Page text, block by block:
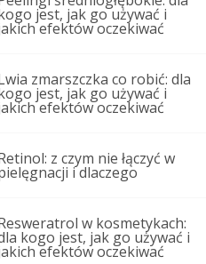
jest, jak go używać i
efektów oczekiwać
zmarszczka co robić: dla
jest, jak go używać i
efektów oczekiwać
z czym nie łączyć w
i dlaczego
w kosmetykach:
kogo jest, jak go używać i
efektów oczekiwać